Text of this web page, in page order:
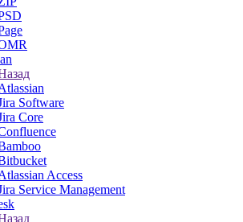
Software
Core
Access
Service Management